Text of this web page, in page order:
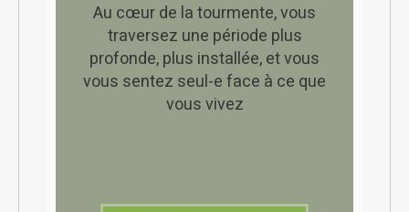
Au cœur de la tourmente, vous
traversez une période plus
profonde, plus installée, et vous
vous sentez seul-e face à ce que
vous vivez